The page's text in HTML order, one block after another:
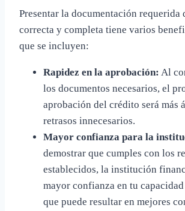
Presentar la documentación requerida
correcta y completa tiene varios
que se incluyen:
Rapidez en la aprobación: Al
los documentos necesarios, el
aprobación del crédito será más
retrasos innecesarios.
Mayor confianza para la
demostrar que cumples con los
establecidos, la institución
mayor confianza en tu
que puede resultar en mejores